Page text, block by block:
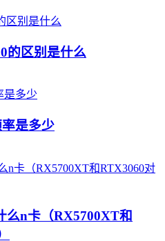
的区别是什么
是多少
么n卡（RX5700XT和